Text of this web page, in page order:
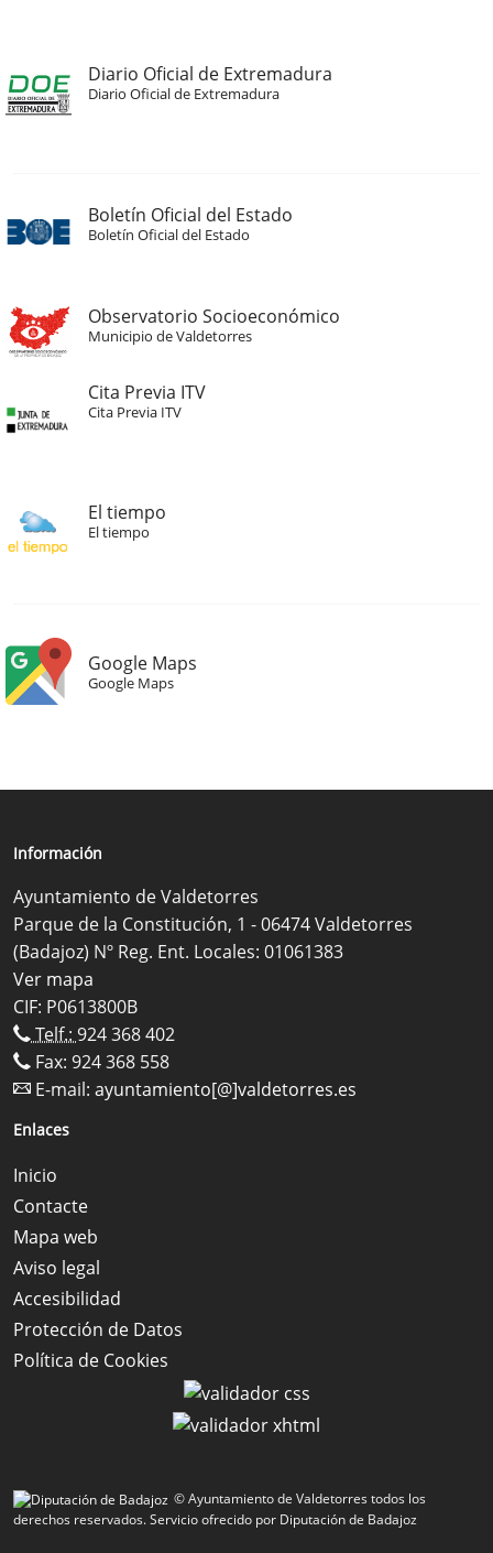
Diario Oficial de Extremadura
Diario Oficial de Extremadura
Boletín Oficial del Estado
Boletín Oficial del Estado
Observatorio Socioeconómico
Municipio de Valdetorres
Cita Previa ITV
Cita Previa ITV
El tiempo
El tiempo
Google Maps
Google Maps
Información
Ayuntamiento de Valdetorres
Parque de la Constitución, 1 - 06474 Valdetorres
(Badajoz) Nº Reg. Ent. Locales: 01061383
Ver mapa
CIF: P0613800B
Telf.: 924 368 402
Fax: 924 368 558
E-mail: ayuntamiento[@]valdetorres.es
Enlaces
Inicio
Contacte
Mapa web
Aviso legal
Accesibilidad
Protección de Datos
Política de Cookies
© Ayuntamiento de Valdetorres todos los
derechos reservados.Servicio ofrecido por Diputación de Badajoz